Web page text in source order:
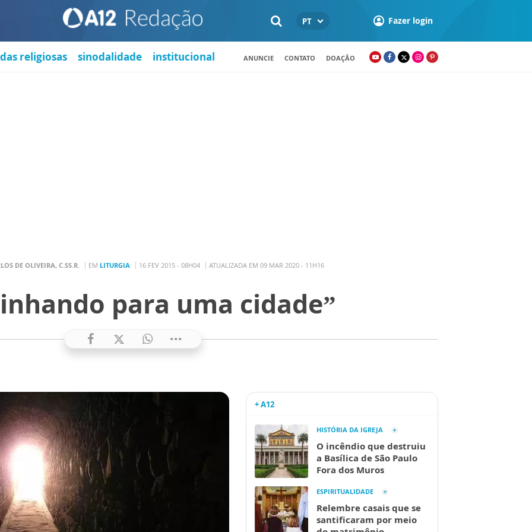
PT Fazer login
religiosas sinodalidade institucional ANUNCIE CONTATO DOAÇÃO
DE OLIVEIRA, C.SS.R. EM LITURGIA 16 FEV 2015 - 08H04 ATUALIZADA EM 09 MAR 2020 - 11H16
para uma cidade”
+ A12
HISTÓRIA DA IGREJA
O incêndio que destruiu
a Basílica de São Paulo
Fora dos Muros
ESPIRITUALIDADE
Relembre casais que se
santificaram por meio